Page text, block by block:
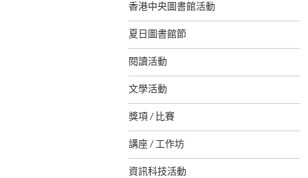
香港中央圖書館活動
夏日圖書館節
閱讀活動
文學活動
獎項 / 比賽
講座 / 工作坊
資訊科技活動